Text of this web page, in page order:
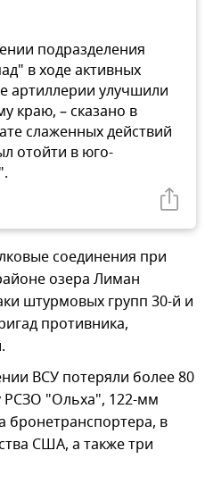
подразделения
в ходе активных
артиллерии улучшили
краю, – сказано в
слаженных действий
отойти в юго-
соединения при
озера Лиман
штурмовых групп 30-й и
противника,
ВСУ потеряли более 80
"Ольха", 122-мм
бронетранспортера, в
США, а также три